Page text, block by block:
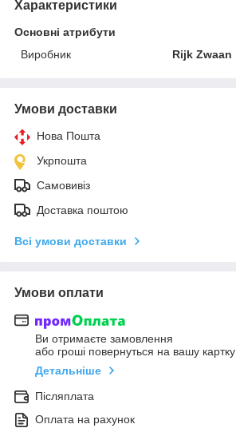
Характеристики
Основні атрибути
Виробник
Rijk Zwaan
Умови доставки
Нова Пошта
Укрпошта
Самовивіз
Доставка поштою
Всі умови доставки
Умови оплати
Ви отримаєте замовлення
або гроші повернуться на вашу картку
Детальніше
Післяплата
Оплата на рахунок